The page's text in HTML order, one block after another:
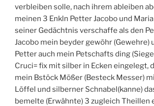
verbleiben solle, nach ihrem ableiben
meinen 3 Enkln Petter Jacobo und
seiner Gedächtnis verschaffe als den
Jacobo mein beyder gewöhr (Gewehre)
Petter auch mein Petschafts ding
Cruci= fix mit silber in Ecken eingelegt,
mein Bstöck Mößer (Besteck Messer)
Löffel und silberner Schnabel(kanne)
bemelte (Erwähnte) 3 zugleich Theillen